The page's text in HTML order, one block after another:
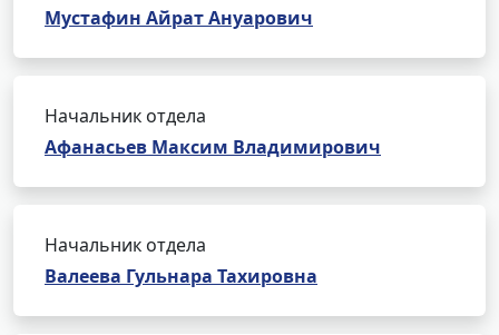
Мустафин Айрат Ануарович
Начальник отдела
Афанасьев Максим Владимирович
Начальник отдела
Валеева Гульнара Тахировна